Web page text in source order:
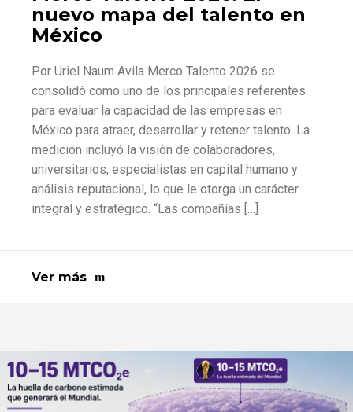
nuevo mapa del talento en
México
Por Uriel Naum Avila Merco Talento 2026 se
consolidó como uno de los principales referentes
para evaluar la capacidad de las empresas en
México para atraer, desarrollar y retener talento. La
medición incluyó la visión de colaboradores,
universitarios, especialistas en capital humano y
análisis reputacional, lo que le otorga un carácter
integral y estratégico. “Las compañías […]
Ver más